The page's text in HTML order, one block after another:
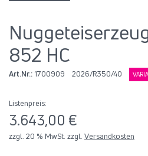
852 HC
Art.Nr.: 1700909 2026/R350/40
Listenpreis:
3.643,00 €
zzgl. 20 % MwSt. zzgl. Versandkosten